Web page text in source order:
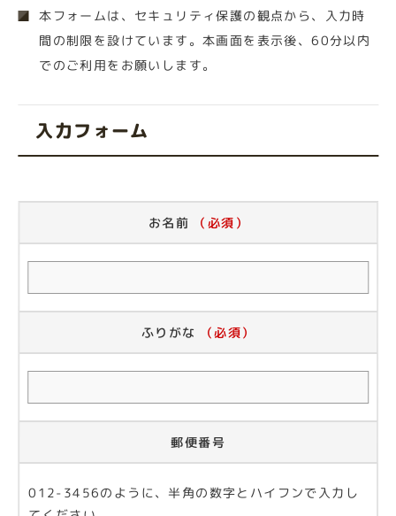
本フォームは、セキュリティ保護の観点から、入力時
間の制限を設けています。本画面を表示後、60分以内
でのご利用をお願いします。
入力フォーム
お名前 （必須）
ふりがな （必須）
郵便番号
012-3456のように、半角の数字とハイフンで入力し